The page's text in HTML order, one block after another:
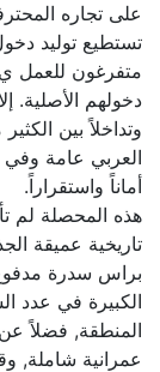
على تجاره
تستطيع توليد
متفرغون للعمل ي
دخولهم الأصلية.
وتداخلاً بين
العربي عامة وفي
أماناً واستقراراً.
هذه المحصلة لم
تاريخية عميقة
براس سدرة مدفوع
الكبيرة في عدد
المنطقة, فضلاً
عمرانية شاملة,